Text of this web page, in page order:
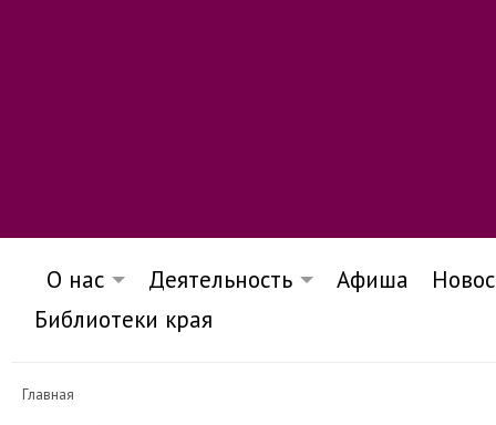
О нас Деятельность Афиша
Библиотеки края
Главная